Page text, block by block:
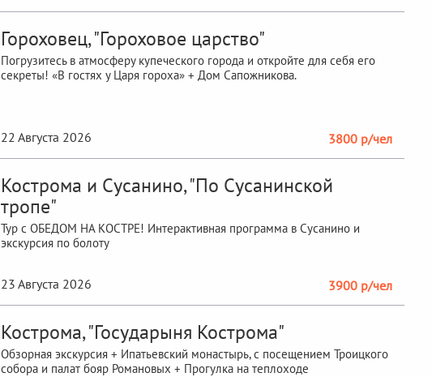
Гороховец, "Гороховое царство"
Погрузитесь в атмосферу купеческого города и откройте для себя его
секреты! «В гостях у Царя гороха» + Дом Сапожникова.
22 Августа 2026 3800 р/чел
Кострома и Сусанино, "По Сусанинской
тропе"
Тур с ОБЕДОМ НА КОСТРЕ! Интерактивная программа в Сусанино и
экскурсия по болоту
23 Августа 2026 3900 р/чел
Кострома, "Государыня Кострома"
Обзорная экскурсия + Ипатьевский монастырь, с посещением Троицкого
собора и палат бояр Романовых + Прогулка на теплоходе